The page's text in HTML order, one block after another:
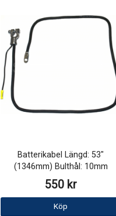
Batterikabel Längd: 53"
(1346mm) Bulthål: 10mm
550 kr
Köp